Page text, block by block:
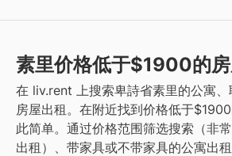
素里价格低于$1900的
在 liv.rent 上搜索卑詩省素里的公寓
房屋出租。在附近找到价格低于
此简单。通过价格范围筛选搜索（非
出租）、带家具或不带家具的公寓出